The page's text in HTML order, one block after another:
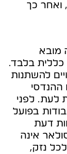
תוך 6–8 שנים, ואחר כך
מובא
כללית בלבד.
להשתנות
ההנדסי
לעת. לפני
בפועל
דעת
אינה
נזק,